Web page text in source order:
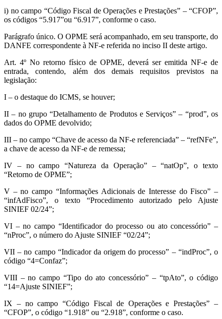
i) no campo “Código Fiscal de Operações e Prestações” – “CFOP”,
os códigos “5.917”ou “6.917”, conforme o caso.
Parágrafo único. O OPME será acompanhado, em seu transporte, do
DANFE correspondente à NF-e referida no inciso II deste artigo.
Art. 4º No retorno físico de OPME, deverá ser emitida NF-e de
entrada, contendo, além dos demais requisitos previstos na
legislação:
I – o destaque do ICMS, se houver;
II – no grupo “Detalhamento de Produtos e Serviços” – “prod”, os
dados do OPME devolvido;
III – no campo “Chave de acesso da NF-e referenciada” – “refNFe”,
a chave de acesso da NF-e de remessa;
IV – no campo “Natureza da Operação” – “natOp”, o texto
“Retorno de OPME”;
V – no campo “Informações Adicionais de Interesse do Fisco” –
“infAdFisco”, o texto “Procedimento autorizado pelo Ajuste
SINIEF 02/24”;
VI – no campo “Identificador do processo ou ato concessório” –
“nProc”, o número do Ajuste SINIEF “02/24”;
VII – no campo “Indicador da origem do processo” – “indProc”, o
código “4=Confaz”;
VIII – no campo “Tipo do ato concessório” – “tpAto”, o código
“14=Ajuste SINIEF”;
IX – no campo “Código Fiscal de Operações e Prestações” –
“CFOP”, o código “1.918” ou “2.918”, conforme o caso.